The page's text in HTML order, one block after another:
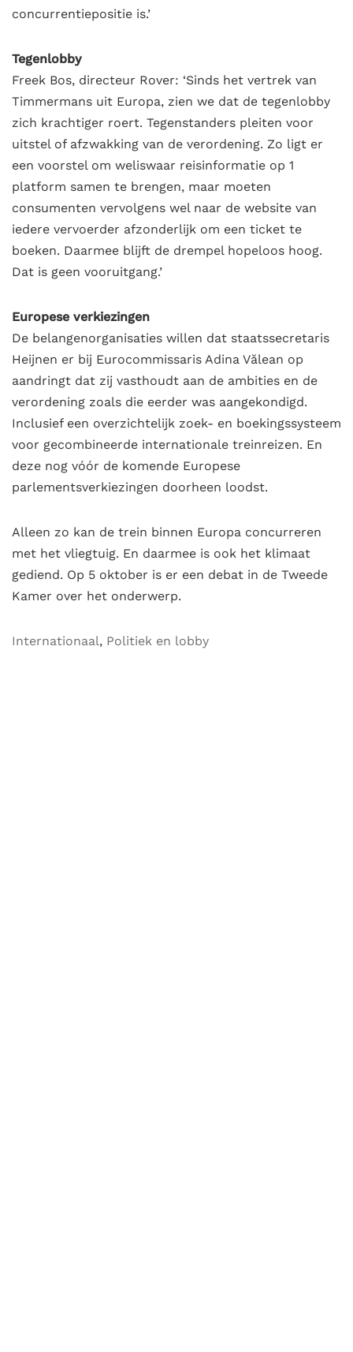
concurrentiepositie is.’
Tegenlobby
Freek Bos, directeur Rover: ‘Sinds het vertrek van
Timmermans uit Europa, zien we dat de tegenlobby
zich krachtiger roert. Tegenstanders pleiten voor
uitstel of afzwakking van de verordening. Zo ligt er
een voorstel om weliswaar reisinformatie op 1
platform samen te brengen, maar moeten
consumenten vervolgens wel naar de website van
iedere vervoerder afzonderlijk om een ticket te
boeken. Daarmee blijft de drempel hopeloos hoog.
Dat is geen vooruitgang.’
Europese verkiezingen
De belangenorganisaties willen dat staatssecretaris
Heijnen er bij Eurocommissaris Adina Vălean op
aandringt dat zij vasthoudt aan de ambities en de
verordening zoals die eerder was aangekondigd.
Inclusief een overzichtelijk zoek- en boekingssysteem
voor gecombineerde internationale treinreizen. En
deze nog vóór de komende Europese
parlementsverkiezingen doorheen loodst.
Alleen zo kan de trein binnen Europa concurreren
met het vliegtuig. En daarmee is ook het klimaat
gediend. Op 5 oktober is er een debat in de Tweede
Kamer over het onderwerp.
Internationaal, Politiek en lobby